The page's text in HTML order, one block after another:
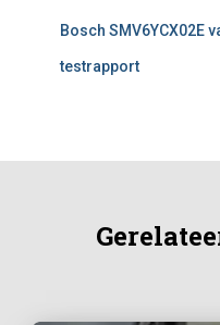
Bosch SMV6YCX02E
testrapport